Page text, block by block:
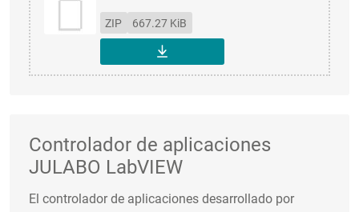
ZIP 667.27 KiB
DESCARGAR
Controlador de aplicaciones
JULABO LabVIEW
El controlador de aplicaciones desarrollado por